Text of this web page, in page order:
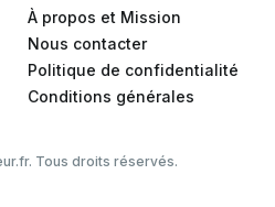
À propos et Mission
Nous contacter
Politique de confidentialité
Conditions générales
Tous droits réservés.